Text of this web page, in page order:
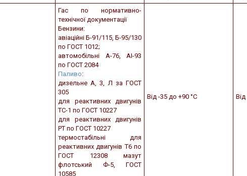
Гас по нормативно-
технічної документації
Бензини:
авіаційні Б-91/115, Б-95/130
по ГОСТ 1012;
автомобільні А-76, АІ-93
по ГОСТ 2084
Паливо:
дизельне А, 3, Л за ГОСТ
305
для реактивних двигунів
ТС-1 по ГОСТ 10227
для реактивних двигунів
РТ по ГОСТ 10227
термостабільні для
реактивних двигунів Т6 по
ГОСТ 12308 мазут
флотський Ф-5, ГОСТ
10585
Від -35 до +90 °С